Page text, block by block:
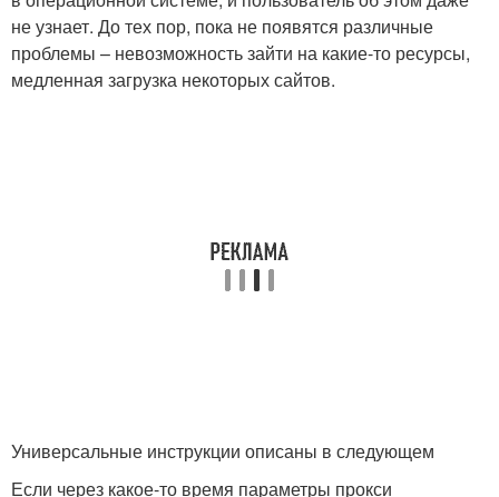
не узнает. До тех пор, пока не появятся различные
проблемы – невозможность зайти на какие-то ресурсы,
медленная загрузка некоторых сайтов.
Универсальные инструкции описаны в следующем
Если через какое-то время параметры прокси